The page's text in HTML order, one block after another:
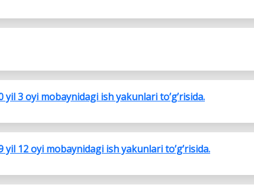
yil 3 oyi mobaynidagi ish yakunlari to’g’risida.
yil 12 oyi mobaynidagi ish yakunlari to’g’risida.